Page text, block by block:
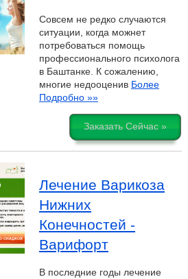
Совсем не редко случаются
ситуации, когда можнет
потребоваться помощь
профессионального психолога
в Баштанке. К сожалению,
многие недооценив Более
Подробно »»
Заказать Сейчас »
Лечение Варикоза
Нижних
Конечностей -
Варифорт
В последние годы лечение